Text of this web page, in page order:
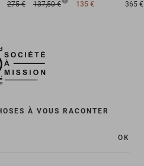
275 € 137,50 € 135 € 365 €
À VOUS RACONTER
OK